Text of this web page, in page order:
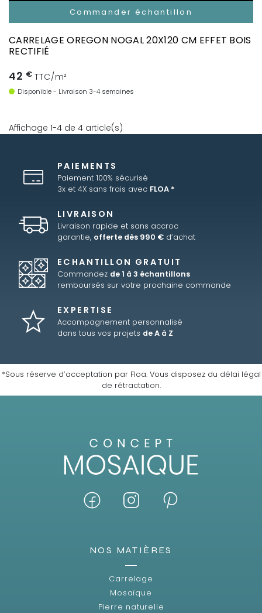
Commander échantillon
CARRELAGE OREGON NOGAL 20X120 CM EFFET BOIS
RECTIFIÉ
42 € TTC/m²
Disponible - Livraison 3-4 semaines
Affichage 1-4 de 4 article(s)
PAIEMENTS
Paiement 100% sécurisé
3x et 4X sans frais avec FLOA *
LIVRAISON
Livraison rapide et sans accroc
garantie, offerte dès 990 € d’achat
ECHANTILLON GRATUIT
Commandez de 1 à 3 échantillons
remboursés sur votre prochaine commande
EXPERTISE
Accompagnement personnalisé
dans tous vos projets de A à Z
*Sous réserve d’acceptation par Floa. Vous disposez du délai légal
de rétractation.
NOS MATIÈRES
Carrelage
Mosaïque
Pierre naturelle